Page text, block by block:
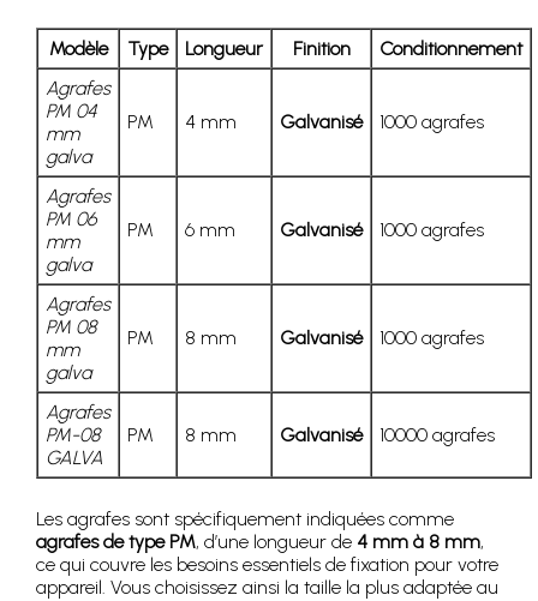
Modèle Type Longueur Finition
Conditionnement
Agrafes
PM 04
mm
galva
PM 4 mm Galvanisé 1000 agrafes
Agrafes
PM 06
mm
galva
PM 6 mm Galvanisé 1000 agrafes
Agrafes
PM 08
mm
galva
PM 8 mm Galvanisé 1000 agrafes
Agrafes
PM-08
GALVA
PM 8 mm Galvanisé 10000 agrafes
Les agrafes sont spécifiquement indiquées comme
agrafes de type PM, d’une longueur de 4 mm à 8 mm,
ce qui couvre les besoins essentiels de fixation pour votre
appareil. Vous choisissez ainsi la taille la plus adaptée au